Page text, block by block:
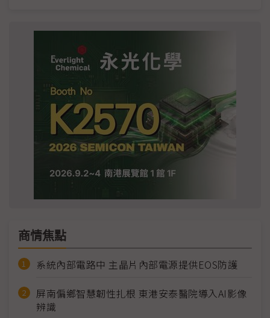
商情焦點
系統內部電路中 主晶片內部電源提供EOS防護
屏南偏鄉智慧韌性扎根 東港安泰醫院導入AI影像
辨識